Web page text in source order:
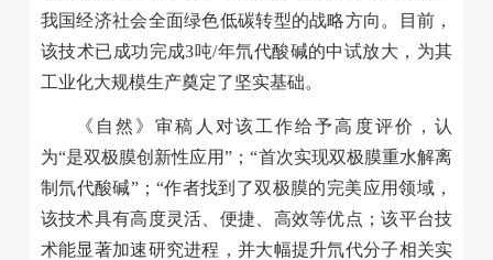
我国经济社会全面绿色低碳转型的战略方向。目前，
该技术已成功完成3吨/年氘代酸碱的中试放大，为其
工业化大规模生产奠定了坚实基础。
《自然》审稿人对该工作给予高度评价，认
为“是双极膜创新性应用”；“首次实现双极膜重水解离
制氘代酸碱”；“作者找到了双极膜的完美应用领域，
该技术具有高度灵活、便捷、高效等优点；该平台技
术能显著加速研究进程，并大幅提升氘代分子相关实